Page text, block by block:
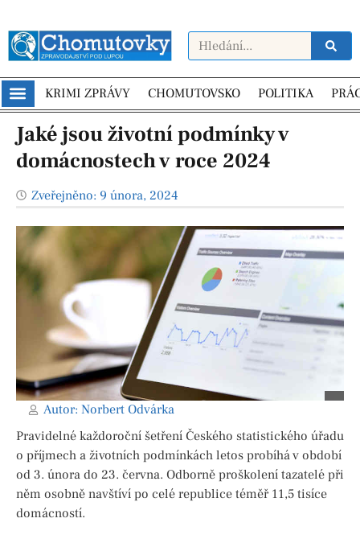
KRIMI ZPRÁVY CHOMUTOVSKO POLITIKA
Jaké jsou životní podmínky v
domácnostech v roce 2024
Zveřejněno: 9 února, 2024
Autor: Norbert Odvárka
Pravidelné každoroční šetření Českého statistického úřadu
o příjmech a životních podmínkách letos probíhá v období
od 3. února do 23. června. Odborně proškolení tazatelé při
něm osobně navštíví po celé republice téměř 11,5 tisíce
domácností.